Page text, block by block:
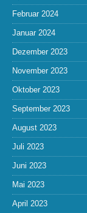
Februar 2024
Januar 2024
Dezember 2023
November 2023
Oktober 2023
September 2023
August 2023
Juli 2023
Juni 2023
Mai 2023
April 2023